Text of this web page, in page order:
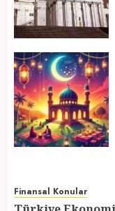
5
Finansal Konular